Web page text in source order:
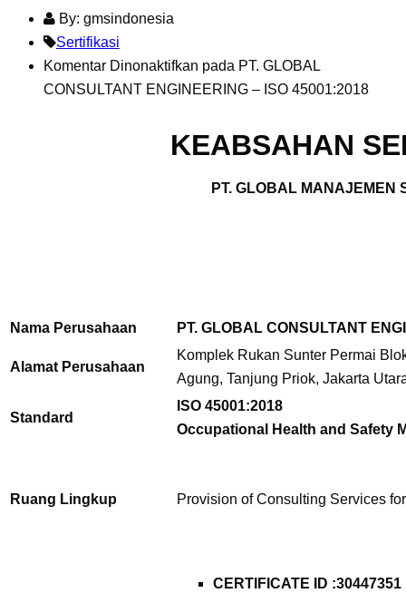
By: gmsindonesia
Sertifikasi
Komentar Dinonaktifkan pada PT. GLOBAL
CONSULTANT ENGINEERING – ISO 45001:2018
KEABSAHAN
PT. GLOBAL MANAJEMEN
Nama Perusahaan PT. GLOBAL CONSULTANT
Alamat Perusahaan
Komplek Rukan Sunter Permai
Agung, Tanjung Priok, Jakarta
Standard
ISO 45001:2018
Occupational Health and Safety
Ruang Lingkup Provision of Consulting Services
CERTIFICATE ID :30447351